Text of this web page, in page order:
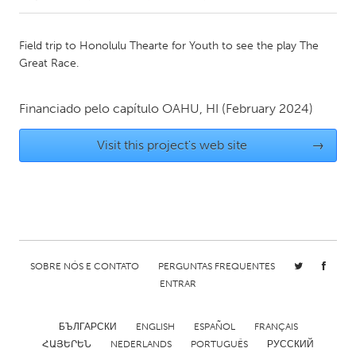
Amherstburg
Newmarket
Ottawa
Toronto
NETHERLANDS
Rotterdam
Field trip to Honolulu Thearte for Youth to see the play The
Great Race.
Financiado pelo capítulo OAHU, HI (February 2024)
Visit this project's web site →
SOBRE NÓS E CONTATO
PERGUNTAS FREQUENTES
ENTRAR
БЪЛГАРСКИ ENGLISH ESPAÑOL
FRANÇAIS
ՀԱՅԵՐԵՆ
NEDERLANDS PORTUGUÊS РУССКИЙ